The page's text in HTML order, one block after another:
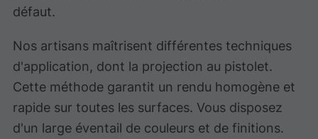
défaut.
Nos artisans maîtrisent différentes techniques
d'application, dont la projection au pistolet.
Cette méthode garantit un rendu homogène et
rapide sur toutes les surfaces. Vous disposez
d'un large éventail de couleurs et de finitions.